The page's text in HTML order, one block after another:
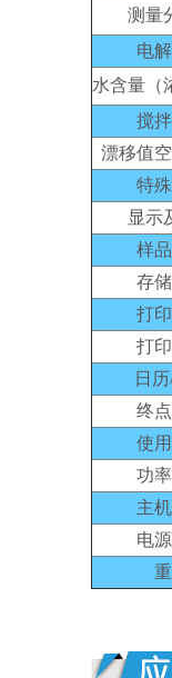
测量
电
水含量（
搅
漂移值
特
显示
样
存
打
打
日
终
使
功
主
电